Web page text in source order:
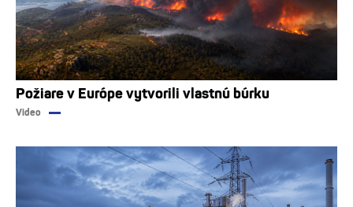
Požiare v Európe vytvorili vlastnú búrku
Video